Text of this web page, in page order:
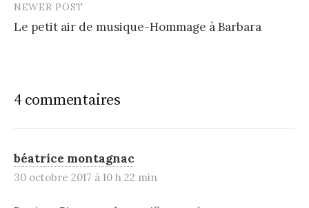
NEWER POST
Le petit air de musique-Hommage à Barbara
4 commentaires
béatrice montagnac
30 octobre 2017 à 10 h 22 min